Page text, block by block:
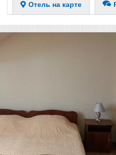
Отель на карте